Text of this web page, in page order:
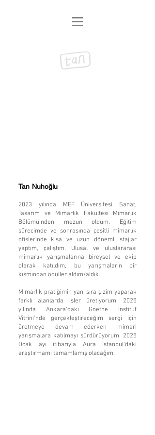
Tan Nuhoğlu
2023 yılında MEF Üniversitesi Sanat,
Tasarım ve Mimarlık Fakültesi Mimarlık
Bölümü’nden mezun oldum. Eğitim
sürecimde ve sonrasında çeşitli mimarlık
ofislerinde kısa ve uzun dönemli stajlar
yaptım, çalıştım. Ulusal ve uluslararası
mimarlık yarışmalarına bireysel ve ekip
olarak katıldım, bu yarışmaların bir
kısmından ödüller aldım/aldık.
Mimarlık pratiğimin yanı sıra çizim yaparak
farklı alanlarda işler üretiyorum. 2025
yılında Ankara’daki Goethe Institut
Vitrini’nde gerçekleştireceğim sergi için
üretmeye devam ederken mimari
yarışmalara katılmayı sürdürüyorum. 2025
Ocak ayı itibarıyla Aura İstanbul’daki
araştırmamı tamamlamış olacağım.